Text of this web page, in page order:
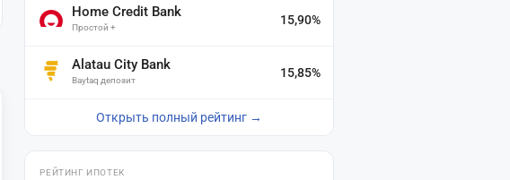
Home Credit Bank
Простой +
15,90%
Alatau City Bank
Baytaq депозит
15,85%
Открыть полный рейтинг →
РЕЙТИНГ ИПОТЕК